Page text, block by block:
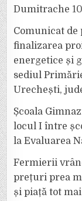
Dumitrache
Comunicat
finalizarea
energetice și
sediul
Urechești,
Școala
locul I între
la Evaluarea
Fermierii
prețuri prea
și piață tot